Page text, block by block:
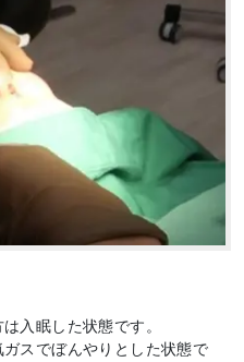
入眠した状態です。
スでぼんやりとした状態で